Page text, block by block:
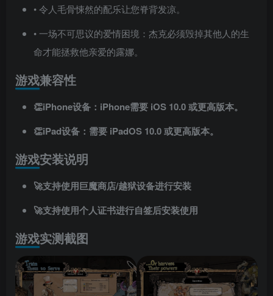
• 令人毛骨悚然的配乐让您脊背发凉。
• 一场不可思议的爱情困境：杰克必须毁掉其他人的生
命才能拯救他亲爱的露娜。
游戏兼容性
👏iPhone设备：iPhone需要 iOS 10.0 或更高版本。
👏iPad设备：需要 iPadOS 10.0 或更高版本。
游戏安装说明
🚀支持使用巨魔商店/越狱设备进行安装
🚀支持使用个人证书进行自签后安装使用
游戏实测截图